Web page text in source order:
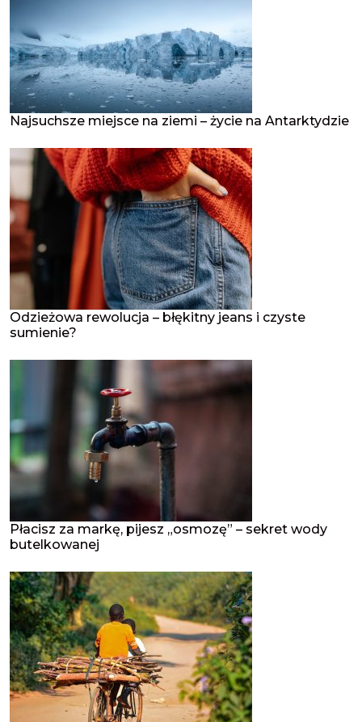
Najsuchsze miejsce na ziemi – życie na Antarktydzie
Odzieżowa rewolucja – błękitny jeans i czyste
sumienie?
Płacisz za markę, pijesz „osmozę” – sekret wody
butelkowanej